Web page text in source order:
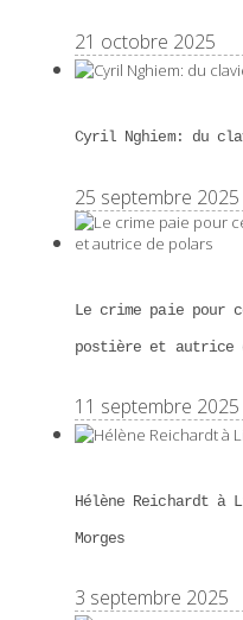
21 octobre 2025
Cyril Nghiem: du
25 septembre 2025
Le crime paie
postière et autrice
11 septembre 2025
Hélène Reichardt
Morges
3 septembre 2025